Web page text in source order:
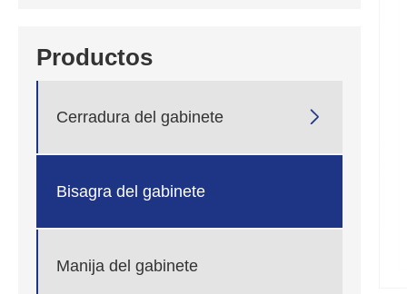
Productos
Cerradura del gabinete 
Bisagra del gabinete
Manija del gabinete